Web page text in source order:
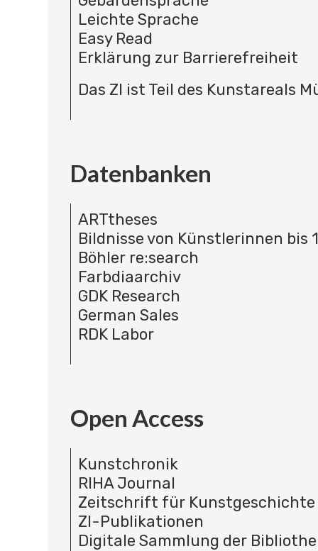
Leichte Sprache
Easy Read
Erklärung zur Barrierefreiheit
Das ZI ist Teil des Kunstareals
Datenbanken
ARTtheses
Bildnisse von Künstlerinnen bis
Böhler re:search
Farbdiaarchiv
GDK Research
German Sales
RDK Labor
Open Access
Kunstchronik
RIHA Journal
Zeitschrift für Kunstgeschichte
ZI-Publikationen
Digitale Sammlung der